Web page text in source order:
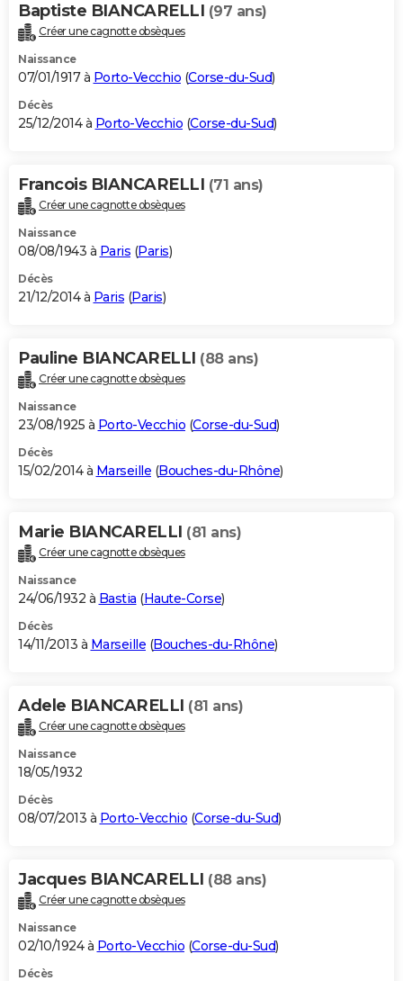
Baptiste BIANCARELLI (97 ans)
Créer une cagnotte obsèques
Naissance
07/01/1917 à Porto-Vecchio (Corse-du-Sud)
Décès
25/12/2014 à Porto-Vecchio (Corse-du-Sud)
Francois BIANCARELLI (71 ans)
Créer une cagnotte obsèques
Naissance
08/08/1943 à Paris (Paris)
Décès
21/12/2014 à Paris (Paris)
Pauline BIANCARELLI (88 ans)
Créer une cagnotte obsèques
Naissance
23/08/1925 à Porto-Vecchio (Corse-du-Sud)
Décès
15/02/2014 à Marseille (Bouches-du-Rhône)
Marie BIANCARELLI (81 ans)
Créer une cagnotte obsèques
Naissance
24/06/1932 à Bastia (Haute-Corse)
Décès
14/11/2013 à Marseille (Bouches-du-Rhône)
Adele BIANCARELLI (81 ans)
Créer une cagnotte obsèques
Naissance
18/05/1932
Décès
08/07/2013 à Porto-Vecchio (Corse-du-Sud)
Jacques BIANCARELLI (88 ans)
Créer une cagnotte obsèques
Naissance
02/10/1924 à Porto-Vecchio (Corse-du-Sud)
Décès